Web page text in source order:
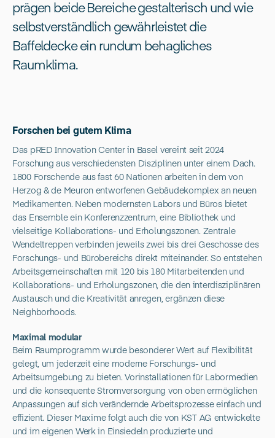
prägen beide Bereiche gestalterisch und wie
selbstverständlich gewährleistet die
Baffeldecke ein rundum behagliches
Raumklima.
Forschen bei gutem Klima
Das pRED Innovation Center in Basel vereint seit 2024
Forschung aus verschiedensten Disziplinen unter einem Dach.
1800 Forschende aus fast 60 Nationen arbeiten in dem von
Herzog & de Meuron entworfenen Gebäudekomplex an neuen
Medikamenten. Neben modernsten Labors und Büros bietet
das Ensemble ein Konferenzzentrum, eine Bibliothek und
vielseitige Kollaborations- und Erholungszonen. Zentrale
Wendeltreppen verbinden jeweils zwei bis drei Geschosse des
Forschungs- und Bürobereichs direkt miteinander. So entstehen
Arbeitsgemeinschaften mit 120 bis 180 Mitarbeitenden und
Kollaborations- und Erholungszonen, die den interdisziplinären
Austausch und die Kreativität anregen, ergänzen diese
Neighborhoods.
Maximal modular
Beim Raumprogramm wurde besonderer Wert auf Flexibilität
gelegt, um jederzeit eine moderne Forschungs- und
Arbeitsumgebung zu bieten. Vorinstallationen für Labormedien
und die konsequente Stromversorgung von oben ermöglichen
Anpassungen auf sich verändernde Arbeitsprozesse einfach und
effizient. Dieser Maxime folgt auch die von KST AG entwickelte
und im eigenen Werk in Einsiedeln produzierte und